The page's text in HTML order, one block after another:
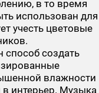
в то время
использован для
учесть цветовые
создать
влажности
в интерьер. Музыка